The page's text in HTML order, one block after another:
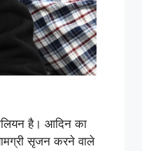
है। आदिन का
सृजन करने वाले